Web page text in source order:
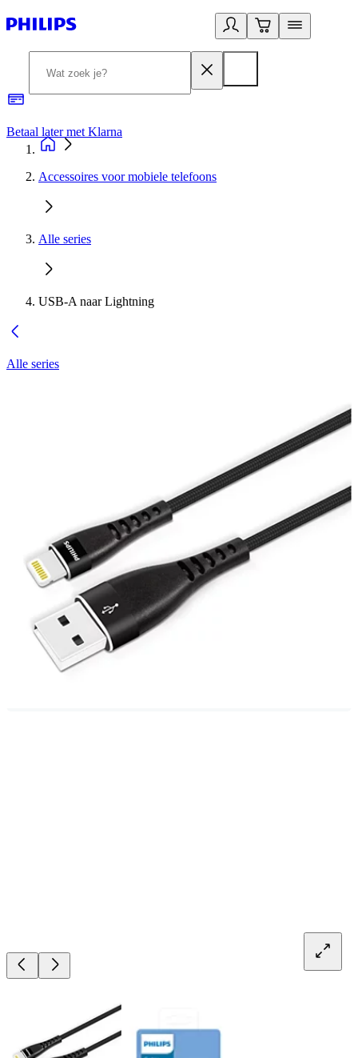
Betaal later met Klarna
Accessoires voor mobiele telefoons
Alle series
USB-A naar Lightning
Alle series